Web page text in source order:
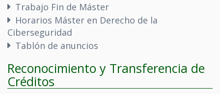
Trabajo Fin de Máster
Horarios Máster en Derecho de la
Ciberseguridad
Tablón de anuncios
Reconocimiento y Transferencia de
Créditos